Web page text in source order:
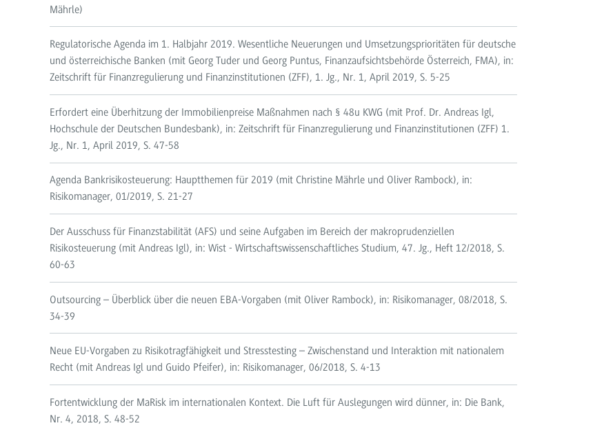
Mährle)
Regulatorische Agenda im 1. Halbjahr 2019. Wesentliche Neuerungen und Umsetzungsprioritäten für deutsche
und österreichische Banken (mit Georg Tuder und Georg Puntus, Finanzaufsichtsbehörde Österreich, FMA), in:
Zeitschrift für Finanzregulierung und Finanzinstitutionen (ZFF), 1. Jg., Nr. 1, April 2019, S. 5-25
Erfordert eine Überhitzung der Immobilienpreise Maßnahmen nach § 48u KWG (mit Prof. Dr. Andreas Igl,
Hochschule der Deutschen Bundesbank), in: Zeitschrift für Finanzregulierung und Finanzinstitutionen (ZFF) 1.
Jg., Nr. 1, April 2019, S. 47-58
Agenda Bankrisikosteuerung: Hauptthemen für 2019 (mit Christine Mährle und Oliver Rambock), in:
Risikomanager, 01/2019, S. 21-27
Der Ausschuss für Finanzstabilität (AFS) und seine Aufgaben im Bereich der makroprudenziellen
Risikosteuerung (mit Andreas Igl), in: Wist - Wirtschaftswissenschaftliches Studium, 47. Jg., Heft 12/2018, S.
60-63
Outsourcing – Überblick über die neuen EBA-Vorgaben (mit Oliver Rambock), in: Risikomanager, 08/2018, S.
34-39
Neue EU-Vorgaben zu Risikotragfähigkeit und Stresstesting – Zwischenstand und Interaktion mit nationalem
Recht (mit Andreas Igl und Guido Pfeifer), in: Risikomanager, 06/2018, S. 4-13
Fortentwicklung der MaRisk im internationalen Kontext. Die Luft für Auslegungen wird dünner, in: Die Bank,
Nr. 4, 2018, S. 48-52